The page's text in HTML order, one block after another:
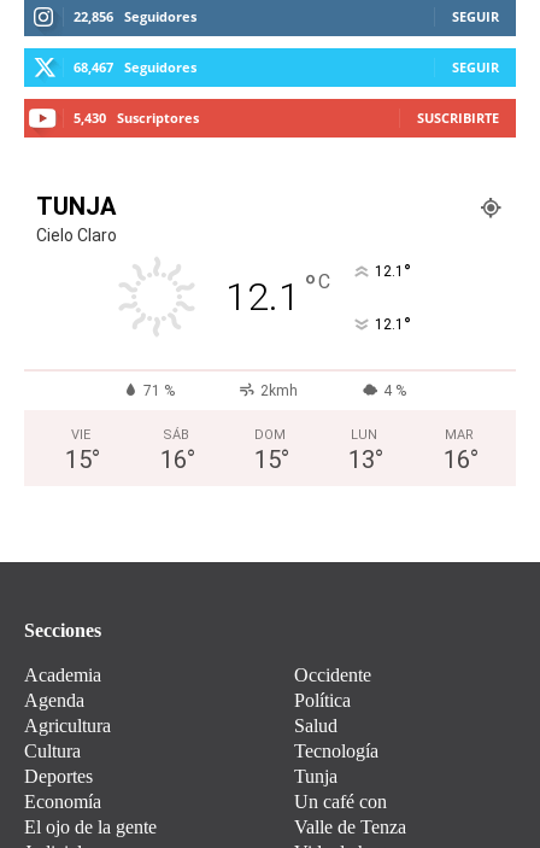
22,856 Seguidores SEGUIR
68,467 Seguidores SEGUIR
5,430 Suscriptores SUSCRIBIRTE
TUNJA
Cielo Claro
12.1 °C 12.1 °
12.1 °
71 % 2kmh 4 %
VIE
15°
SÁB
16°
DOM
15°
LUN
13°
MAR
16°
Secciones
Academia
Agenda
Agricultura
Cultura
Deportes
Economía
El ojo de la gente
Occidente
Política
Salud
Tecnología
Tunja
Un café con
Valle de Tenza